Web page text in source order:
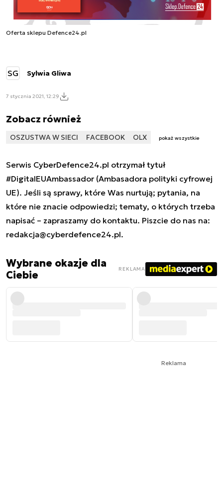
Oferta sklepu Defence24.pl
SG Sylwia Gliwa
7 stycznia 2021, 12:29
Zobacz również
OSZUSTWA W SIECI FACEBOOK OLX pokaż wszystkie
Serwis CyberDefence24.pl otrzymał tytuł
#DigitalEUAmbassador (Ambasadora polityki cyfrowej
UE). Jeśli są sprawy, które Was nurtują; pytania, na
które nie znacie odpowiedzi; tematy, o których trzeba
napisać – zapraszamy do kontaktu. Piszcie do nas na:
redakcja@cyberdefence24.pl.
Wybrane okazje dla
Ciebie
REKLAMA
Reklama